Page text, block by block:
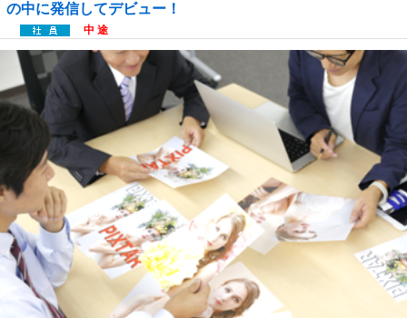
の中に発信してデビュー！
中 途